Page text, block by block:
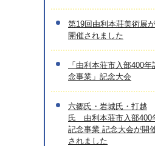
第19回由利本荘美術展が
開催されました
「由利本荘市入部400年
念事業」記念大会
六郷氏・岩城氏・打越
氏 由利本荘市入部400
記念事業 記念大会が開
されました